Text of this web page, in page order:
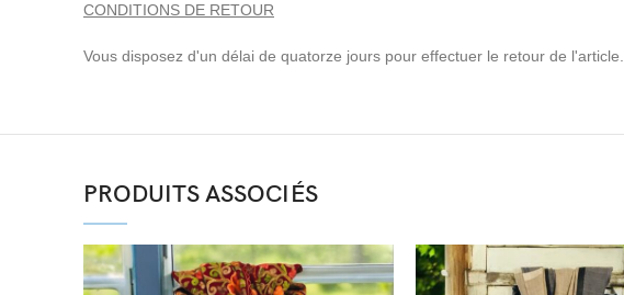
CONDITIONS DE RETOUR
Vous disposez d'un délai de quatorze jours pour effectuer le retour de l'article.
PRODUITS ASSOCIÉS